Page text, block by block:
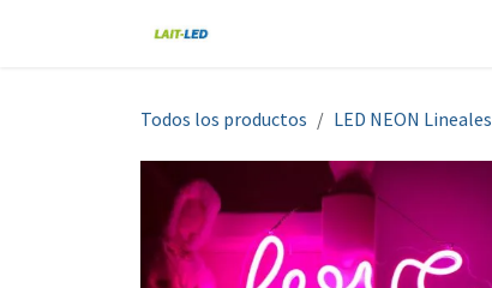
Todos los productos LED NEON Lineales